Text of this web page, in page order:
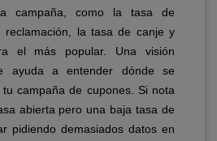
campaña, como la tasa de
reclamación, la tasa de canje y
el más popular. Una visión
ayuda a entender dónde se
campaña de cupones. Si nota
abierta pero una baja tasa de
pidiendo demasiados datos en